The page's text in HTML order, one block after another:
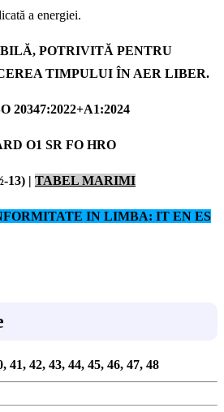
a energiei.
POTRIVITĂ PENTRU
TIMPULUI ÎN AER LIBER.
20347:2022+A1:2024
O1 SR FO HRO
13) | TABEL MARIMI
IN LIMBA: IT EN ES
41, 42, 43, 44, 45, 46, 47, 48